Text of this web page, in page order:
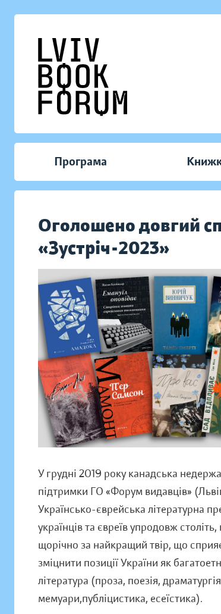
Програма
Оголошено довгий
«Зустріч-2023»
У грудні 2019 року канадська
підтримки ГО «Форум видавців»
Українсько-єврейська літературна
українців та євреїв упродовж
щорічно за найкращий твір, що
зміцнити позиції України як
література (проза, поезія,
мемуари,публіцистика, есеїстика).